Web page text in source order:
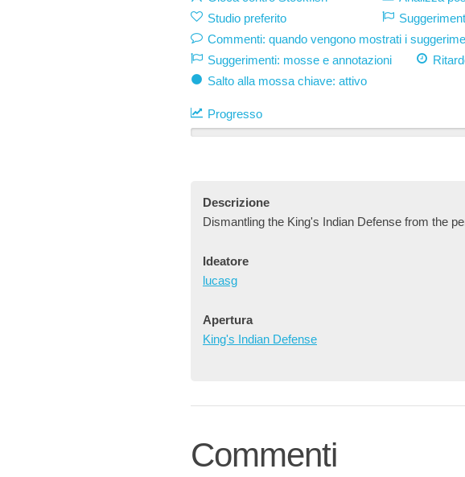
Studio preferito
Commenti: quando vengono mostrati i
Suggerimenti: mosse e annotazioni
Salto alla mossa chiave: attivo
Progresso
Descrizione
Dismantling the King's Indian Defense from the
Ideatore
lucasg
Apertura
King's Indian Defense
Commenti